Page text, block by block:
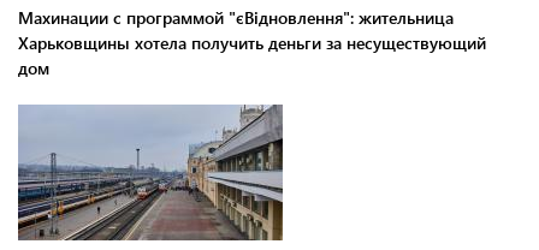
Махинации с программой "єВідновлення": жительница
Харьковщины хотела получить деньги за несуществующий
дом